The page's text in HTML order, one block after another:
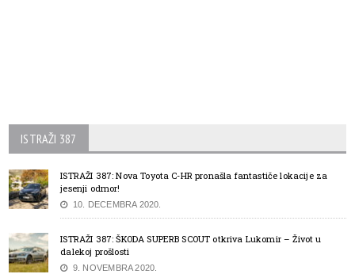
ISTRAŽI 387
ISTRAŽI 387: Nova Toyota C-HR pronašla fantastiče lokacije za
jesenji odmor!
10. DECEMBRA 2020.
ISTRAŽI 387: ŠKODA SUPERB SCOUT otkriva Lukomir – Život u
dalekoj prošlosti
9. NOVEMBRA 2020.